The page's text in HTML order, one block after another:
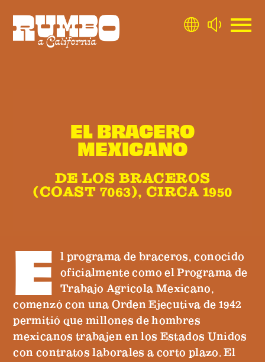
EL BRACERO
MEXICANO
DE LOS BRACEROS
(COAST 7063), CIRCA 1950
E
l programa de braceros, conocido
oficialmente como el Programa de
Trabajo Agrícola Mexicano,
comenzó con una Orden Ejecutiva de 1942
permitió que millones de hombres
mexicanos trabajen en los Estados Unidos
con contratos laborales a corto plazo. El